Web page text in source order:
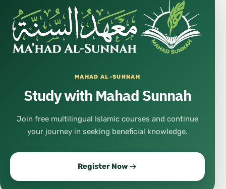
MAHAD AL-SUNNAH
Study with Mahad Sunnah
Join free multilingual Islamic courses and continue
your journey in seeking beneficial knowledge.
Register Now